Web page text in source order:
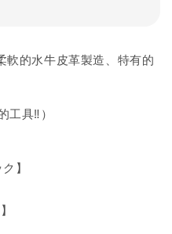
軟的水牛皮革製造、特有的
工具‼）
】